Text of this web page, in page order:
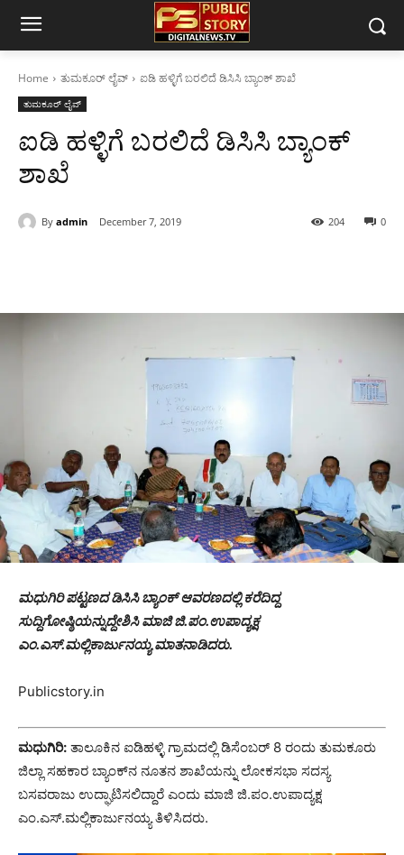
Home ತುಮಕೂರ್ ಲೈವ್ ಐಡಿ‌‌ ಹಳ್ಳಿಗೆ‌ ಬರಲಿದೆ ಡಿಸಿಸಿ‌ ಬ್ಯಾಂಕ್ ಶಾಖೆ
ತುಮಕೂರ್ ಲೈವ್
ಐಡಿ‌‌ ಹಳ್ಳಿಗೆ‌ ಬರಲಿದೆ ಡಿಸಿಸಿ‌ ಬ್ಯಾಂಕ್
ಶಾಖೆ
By admin December 7, 2019 0
204
ಮಧುಗಿರಿ ಪಟ್ಟಣದ ಡಿಸಿಸಿ ಬ್ಯಾಂಕ್ ಆವರಣದಲ್ಲಿ ಕರೆದಿದ್ದ
ಸುದ್ದಿಗೋಷ್ಠಿಯನ್ನುದ್ದೇಶಿಸಿ ಮಾಜಿ ಜಿ.ಪಂ.ಉಪಾದ್ಯಕ್ಷ
ಎಂ.ಎಸ್.ಮಲ್ಲಿಕಾರ್ಜುನಯ್ಯ ಮಾತನಾಡಿದರು.
Publicstory.in
ಮಧುಗಿರಿ: ತಾಲೂಕಿನ ಐಡಿಹಳ್ಳಿ ಗ್ರಾಮದಲ್ಲಿ ಡಿಸೆಂಬರ್ 8 ರಂದು ತುಮಕೂರು
ಜಿಲ್ಲಾ ಸಹಕಾರ ಬ್ಯಾಂಕ್‍ನ ನೂತನ ಶಾಖೆಯನ್ನು ಲೋಕಸಭಾ ಸದಸ್ಯ
ಬಸವರಾಜು ಉದ್ಘಾಟಿಸಲಿದ್ದಾರೆ ಎಂದು ಮಾಜಿ ಜಿ.ಪಂ.ಉಪಾದ್ಯಕ್ಷ
ಎಂ.ಎಸ್.ಮಲ್ಲಿಕಾರ್ಜುನಯ್ಯ ತಿಳಿಸಿದರು.